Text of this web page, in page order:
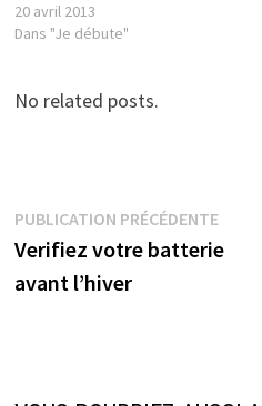
20 avril 2013
Dans "Je débute"
No related posts.
Navigation
de
PUBLICATION PRÉCÉDENTE
Verifiez votre batterie
avant l’hiver